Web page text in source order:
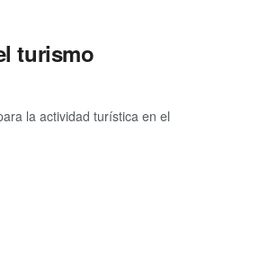
turismo
la actividad turística en el